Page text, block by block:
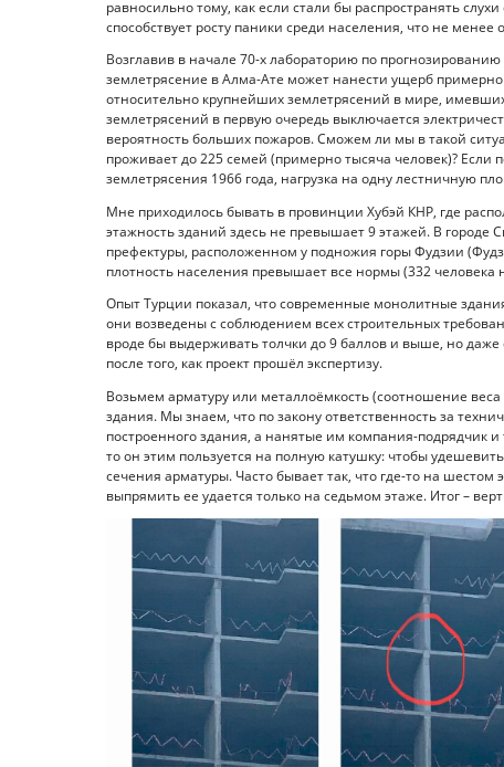
равносильно тому, как если стали бы распространять
способствует росту паники среди населения, что не
Возглавив в начале 70-х лабораторию по
землетрясение в Алма-Ате может нанести ущерб
относительно крупнейших землетрясений в мире,
землетрясений в первую очередь выключается
вероятность больших пожаров. Сможем ли мы в такой
проживает до 225 семей (примерно тысяча человек)?
землетрясения 1966 года, нагрузка на одну лестничную
Мне приходилось бывать в провинции Хубэй КНР, где
этажность зданий здесь не превышает 9 этажей. В
префектуры, расположенном у подножия горы Фудзии
плотность населения превышает все нормы (332 человека
Опыт Турции показал, что современные монолитные
они возведены с соблюдением всех строительных
вроде бы выдерживать толчки до 9 баллов и выше, но
после того, как проект прошёл экспертизу.
Возьмем арматуру или металлоёмкость (соотношение
здания. Мы знаем, что по закону ответственность за
построенного здания, а нанятые им компания-подрядчик и
то он этим пользуется на полную катушку: чтобы
сечения арматуры. Часто бывает так, что где-то на
выпрямить ее удается только на седьмом этаже. Итог –